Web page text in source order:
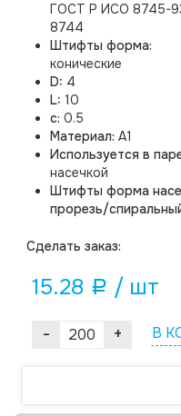
ГОСТ Р ИСО 8745-
8744
Штифты форма:
конические
D: 4
L: 10
c: 0.5
Материал: A1
Используется в
насечкой
Штифты форма
прорезь/
Cделать заказ:
15.28 a / шт
- + В